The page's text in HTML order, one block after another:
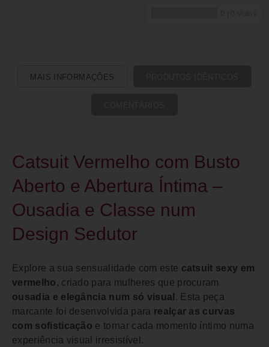
MAIS INFORMAÇÕES
Catsuit Vermelho com Busto
Aberto e Abertura Íntima –
Ousadia e Classe num
Design Sedutor
Explore a sua sensualidade com este catsuit sexy em
vermelho , criado para mulheres que procuram
ousadia e elegância num só visual . Esta peça
marcante foi desenvolvida para realçar as curvas
com sofisticação e tornar cada momento íntimo numa
experiência visual irresistível.